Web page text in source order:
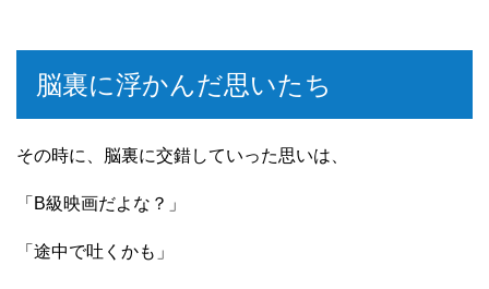
脳裏に浮かんだ思いたち
その時に、脳裏に交錯していった思いは、
「B級映画だよな？」
「途中で吐くかも」